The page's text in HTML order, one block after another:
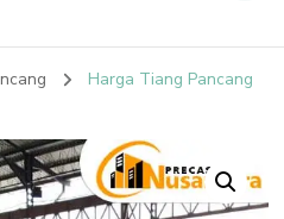
Precast
Harga Tiang Pancang